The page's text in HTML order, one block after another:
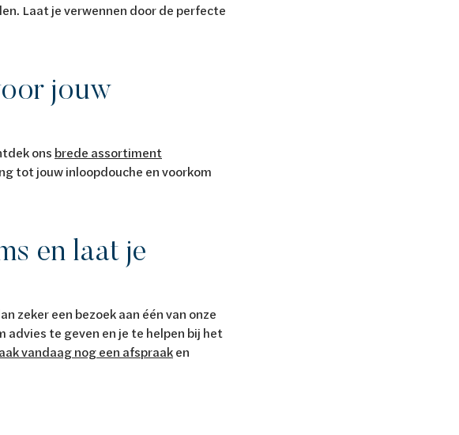
Laat je verwennen door de perfecte
jouw
ons brede assortiment
tot jouw inloopdouche en voorkom
en laat je
zeker een bezoek aan één van onze
advies te geven en je te helpen bij het
vandaag nog een afspraaken